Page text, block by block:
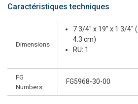
Caractéristiques techniques
Dimensions
7 3/4" x 19" x 1 3/4"
4.3 cm)
RU: 1
FG
Numbers
FG5968-30-00